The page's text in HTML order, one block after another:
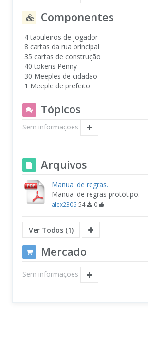
Componentes
4 tabuleiros de jogador
8 cartas da rua principal
35 cartas de construção
40 tokens Penny
30 Meeples de cidadão
1 Meeple de prefeito
Tópicos
Sem informações
Arquivos
Manual de regras.
Manual de regras protótipo.
alex2306 54 0
Ver Todos (1)
Mercado
Sem informações